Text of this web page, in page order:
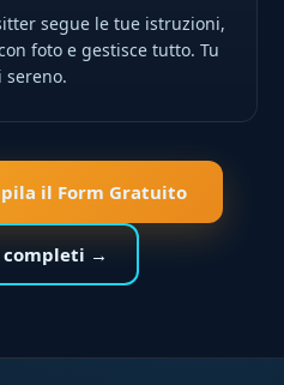
segue le tue istruzioni,
foto e gestisce tutto. Tu
sereno.
il Form Gratuito
→